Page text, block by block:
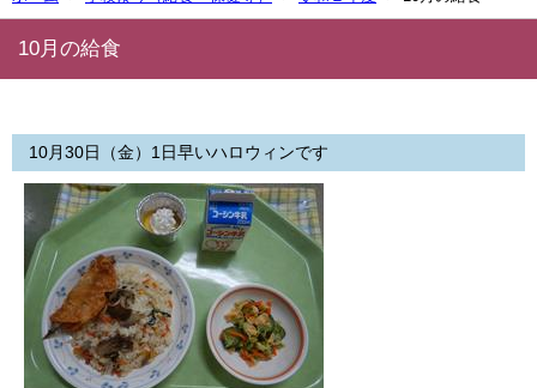
10月の給食
10月30日（金）1日早いハロウィンです